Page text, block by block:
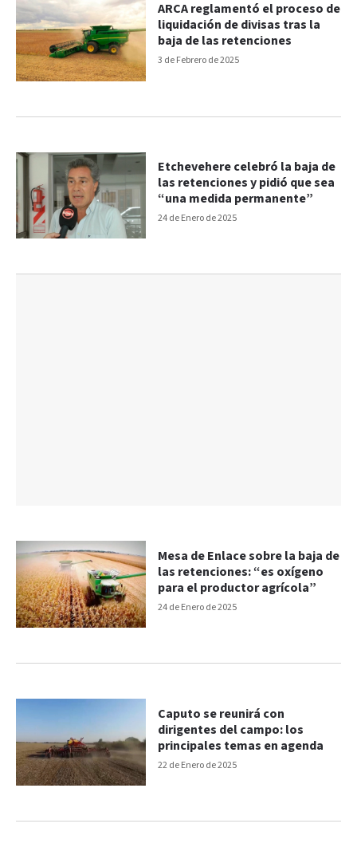
3 de Febrero de 2025
ARCA reglamentó el proceso de
liquidación de divisas tras la
baja de las retenciones
24 de Enero de 2025
Etchevehere celebró la baja de
las retenciones y pidió que sea
“una medida permanente”
24 de Enero de 2025
Mesa de Enlace sobre la baja de
las retenciones: “es oxígeno
para el productor agrícola”
22 de Enero de 2025
Caputo se reunirá con
dirigentes del campo: los
principales temas en agenda